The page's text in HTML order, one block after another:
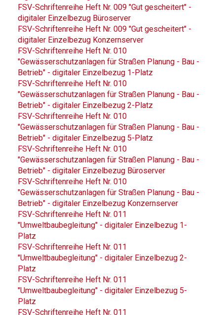
FSV-Schriftenreihe Heft Nr. 009 "Gut gescheitert" -
digitaler Einzelbezug Büroserver
FSV-Schriftenreihe Heft Nr. 009 "Gut gescheitert" -
digitaler Einzelbezug Konzernserver
FSV-Schriftenreihe Heft Nr. 010
"Gewässerschutzanlagen für Straßen Planung - Bau -
Betrieb" - digitaler Einzelbezug 1-Platz
FSV-Schriftenreihe Heft Nr. 010
"Gewässerschutzanlagen für Straßen Planung - Bau -
Betrieb" - digitaler Einzelbezug 2-Platz
FSV-Schriftenreihe Heft Nr. 010
"Gewässerschutzanlagen für Straßen Planung - Bau -
Betrieb" - digitaler Einzelbezug 5-Platz
FSV-Schriftenreihe Heft Nr. 010
"Gewässerschutzanlagen für Straßen Planung - Bau -
Betrieb" - digitaler Einzelbezug Büroserver
FSV-Schriftenreihe Heft Nr. 010
"Gewässerschutzanlagen für Straßen Planung - Bau -
Betrieb" - digitaler Einzelbezug Konzernserver
FSV-Schriftenreihe Heft Nr. 011
"Umweltbaubegleitung" - digitaler Einzelbezug 1-
Platz
FSV-Schriftenreihe Heft Nr. 011
"Umweltbaubegleitung" - digitaler Einzelbezug 2-
Platz
FSV-Schriftenreihe Heft Nr. 011
"Umweltbaubegleitung" - digitaler Einzelbezug 5-
Platz
FSV-Schriftenreihe Heft Nr. 011